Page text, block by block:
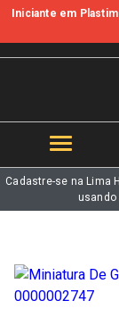
b
Iniciante em
Cadastre-se na Lima
usando